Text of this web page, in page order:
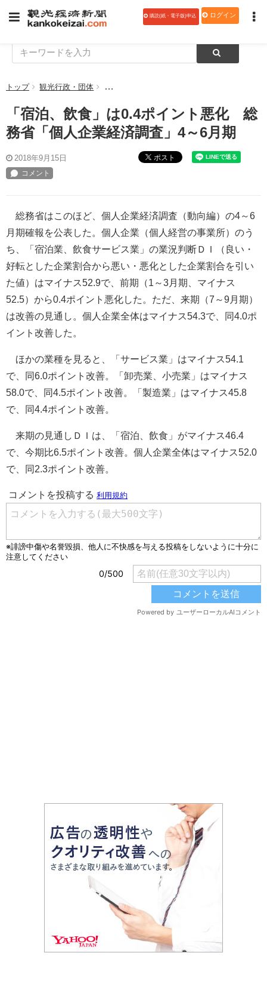
購読(紙・電子版)申込 ログイン
トップ 観光行政・団体 「宿泊、飲食」は0.4ポイント悪化 総務省「
「宿泊、飲食」は0.4ポイント悪化 総
務省「個人企業経済調査」4～6月期
2018年9月15日 ポスト
総務省はこのほど、個人企業経済調査（動向編）の4～6
月期確報を公表した。個人企業（個人経営の事業所）のう
ち、「宿泊業、飲食サービス業」の業況判断ＤＩ（良い・
好転とした企業割合から悪い・悪化とした企業割合を引い
た値）はマイナス52.9で、前期（1～3月期、マイナス
52.5）から0.4ポイント悪化した。ただ、来期（7～9月期）
は改善の見通し。個人企業全体はマイナス54.3で、同4.0ポ
イント改善した。
ほかの業種を見ると、「サービス業」はマイナス54.1
で、同6.0ポイント改善。「卸売業、小売業」はマイナス
58.0で、同4.5ポイント改善。「製造業」はマイナス45.8
で、同4.4ポイント改善。
来期の見通しＤＩは、「宿泊、飲食」がマイナス46.4
で、今期比6.5ポイント改善。個人企業全体はマイナス52.0
で、同2.3ポイント改善。